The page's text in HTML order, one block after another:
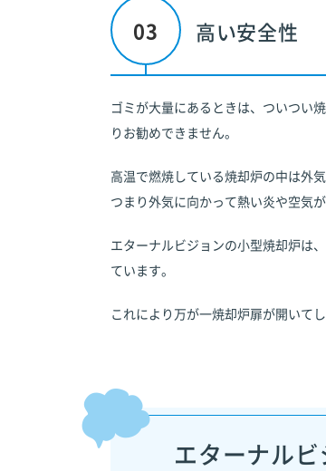
高い安全性
ゴミが大量にあるときは、ついつい
りお勧めできません。
高温で燃焼している焼却炉の中は外
つまり外気に向かって熱い炎や空気
エターナルビジョンの小型焼却炉は
ています。
これにより万が一焼却炉扉が開いて
エターナル